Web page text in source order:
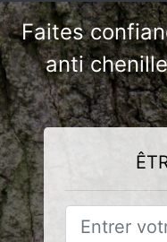
Faites
anti